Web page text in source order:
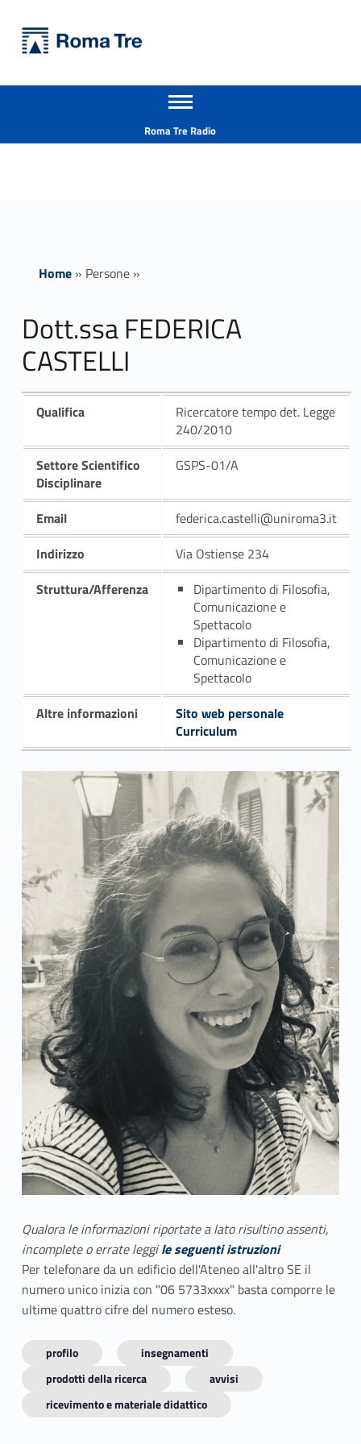
Dott.ssa FEDERICA CASTELLI - Università Roma Tre
Apri il menu secondario
Roma Tre Radio
Home» Persone»
Dott.ssa FEDERICA
CASTELLI
Qualifica
Ricercatore tempo det. Legge
240/2010
Settore Scientifico
Disciplinare
GSPS-01/A
Email
federica.castelli@uniroma3.it
Indirizzo
Via Ostiense 234
Struttura/Afferenza
Dipartimento di Filosofia,
Comunicazione e
Spettacolo
Dipartimento di Filosofia,
Comunicazione e
Spettacolo
Altre informazioni
Sito web personale
Curriculum
Qualora le informazioni riportate a lato risultino assenti,
incomplete o errate leggile seguenti istruzioni
Per telefonare da un edificio dell'Ateneo all'altro SE il
numero unico inizia con "06 5733xxxx" basta comporre le
ultime quattro cifre del numero esteso.
profilo
insegnamenti
prodotti della ricerca
avvisi
ricevimento e materiale didattico